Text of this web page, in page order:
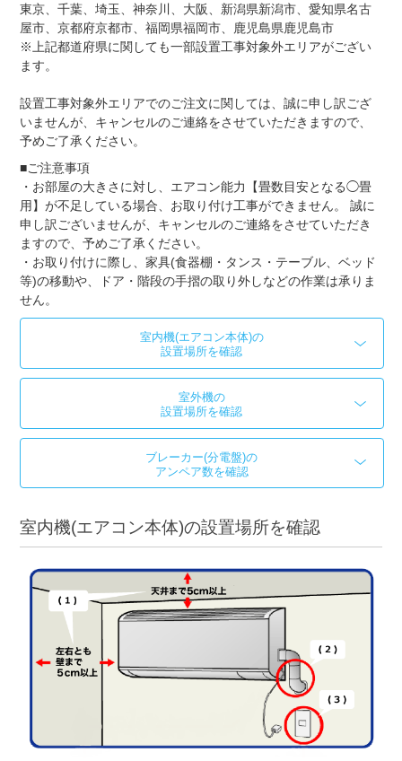
東京、千葉、埼玉、神奈川、大阪、新潟県新潟市、愛知県名古
屋市、京都府京都市、福岡県福岡市、鹿児島県鹿児島市
※上記都道府県に関しても一部設置工事対象外エリアがござい
ます。
設置工事対象外エリアでのご注文に関しては、誠に申し訳ござ
いませんが、キャンセルのご連絡をさせていただきますので、
予めご了承ください。
■ご注意事項
・お部屋の大きさに対し、エアコン能力【畳数目安となる◯畳
用】が不足している場合、お取り付け工事ができません。 誠に
申し訳ございませんが、キャンセルのご連絡をさせていただき
ますので、予めご了承ください。
・お取り付けに際し、家具(食器棚・タンス・テーブル、ベッド
等)の移動や、ドア・階段の手摺の取り外しなどの作業は承りま
せん。
室内機(エアコン本体)の
設置場所を確認
室外機の
設置場所を確認
ブレーカー(分電盤)の
アンペア数を確認
室内機(エアコン本体)の設置場所を確認